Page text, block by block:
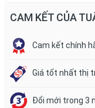
CAM KẾT CỦA
Cam kết chính
Giá tốt nhất thị
Đổi mới trong 3